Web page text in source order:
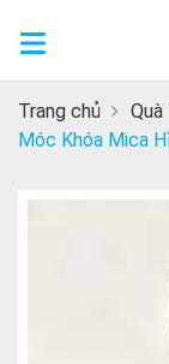
Trang chủ
Móc Khóa Mica